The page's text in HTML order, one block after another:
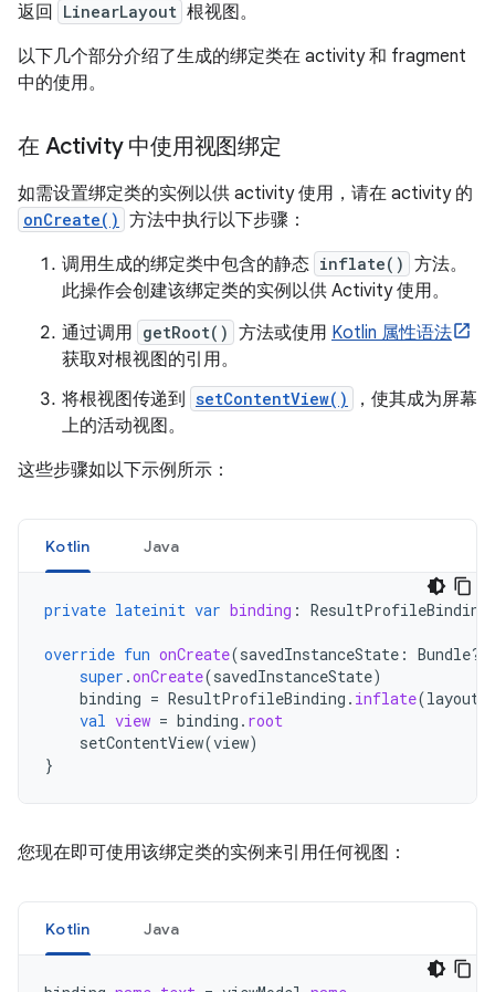
返回
LinearLayout 根视图。
以下几个部分介绍了生成的绑定类在 activity 和 fragment
中的使用。
在 Activity 中使用视图绑定
如需设置绑定类的实例以供 activity 使用，请在 activity 的
onCreate() 方法中执行以下步骤：
调用生成的绑定类中包含的静态 inflate() 方法。
此操作会创建该绑定类的实例以供 Activity 使用。
通过调用 getRoot() 方法或使用 Kotlin 属性语法
获取对根视图的引用。
将根视图传递到 setContentView()
，使其成为屏幕
上的活动视图。
这些步骤如以下示例所示：
Kotlin Java
private lateinit var binding : ResultProfileBinding
override fun onCreate(savedInstanceState : Bundle?)
super .onCreate(savedInstanceState)
binding = ResultProfileBinding . inflate(
val view = binding . root
setContentView(view)
}
您现在即可使用该绑定类的实例来引用任何视图：
Kotlin Java